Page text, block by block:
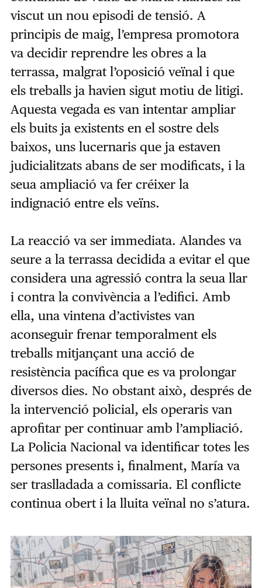
viscut un nou episodi de tensió. A
principis de maig, l’empresa promotora
va decidir reprendre les obres a la
terrassa, malgrat l’oposició veïnal i que
els treballs ja havien sigut motiu de litigi.
Aquesta vegada es van intentar ampliar
els buits ja existents en el sostre dels
baixos, uns lucernaris que ja estaven
judicialitzats abans de ser modificats, i la
seua ampliació va fer créixer la
indignació entre els veïns.
La reacció va ser immediata. Alandes va
seure a la terrassa decidida a evitar el que
considera una agressió contra la seua llar
i contra la convivència a l’edifici. Amb
ella, una vintena d’activistes van
aconseguir frenar temporalment els
treballs mitjançant una acció de
resistència pacífica que es va prolongar
diversos dies. No obstant això, després de
la intervenció policial, els operaris van
aprofitar per continuar amb l’ampliació.
La Policia Nacional va identificar totes les
persones presents i, finalment, María va
ser traslladada a comissaria. El conflicte
continua obert i la lluita veïnal no s’atura.